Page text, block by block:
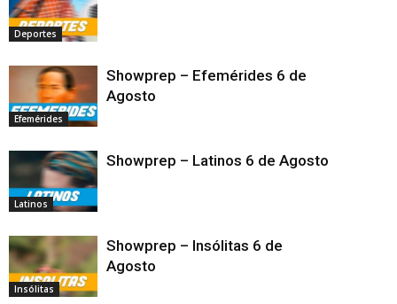
Deportes
Efemérides
Showprep – Efemérides 6 de
Agosto
Latinos
Showprep – Latinos 6 de Agosto
Insólitas
Showprep – Insólitas 6 de
Agosto